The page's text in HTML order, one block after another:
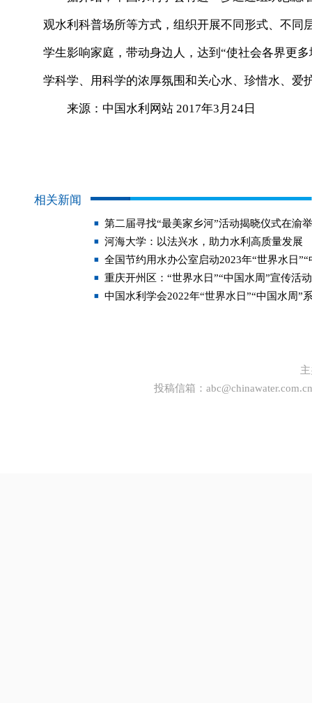
观水利科普场所等方式，组织开展不同形式、不
学生影响家庭，带动身边人，达到“使社会各界更
学科学、用科学的浓厚氛围和关心水、珍惜水、爱
来源：中国水利网站 2017年3月24日
相关新闻
第二届寻找“最美家乡河”活动揭晓仪式在渝
河海大学：以法兴水，助力水利高质量发展
全国节约用水办公室启动2023年“世界水日
重庆开州区：“世界水日”“中国水周”宣传活
中国水利学会2022年“世界水日”“中国水周
投稿信箱： abc@chinawater.com.cn